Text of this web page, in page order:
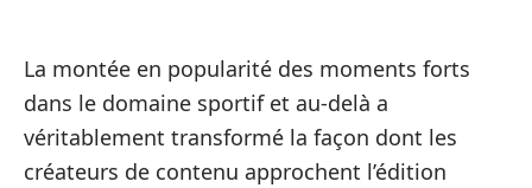
La montée en popularité des moments forts
dans le domaine sportif et au-delà a
véritablement transformé la façon dont les
créateurs de contenu approchent l’édition